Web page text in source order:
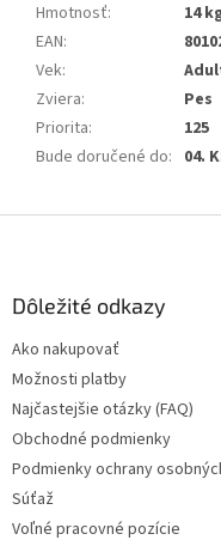
Hmotnosť:
14
EAN:
Vek:
Zviera:
Pes
Priorita:
125
Bude doručené do: 04.
Dôležité odkazy
Ako nakupovať
Možnosti platby
Najčastejšie otázky (FAQ)
Obchodné podmienky
Podmienky ochrany
Súťaž
Voľné pracovné pozície